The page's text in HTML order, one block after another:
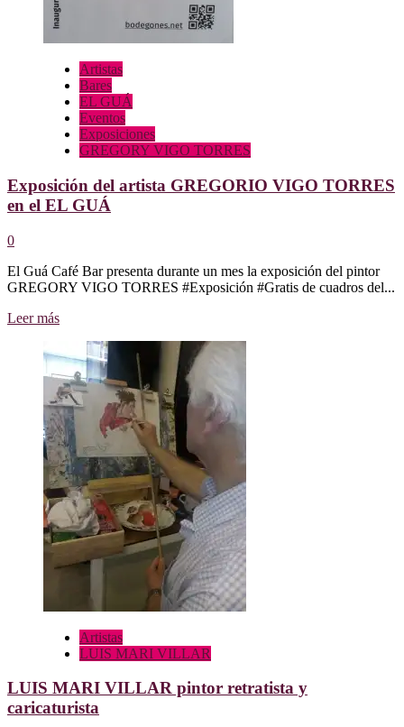
Artistas
Bares
EL GUÁ
Eventos
Exposiciones
GREGORY VIGO TORRES
Exposición del artista GREGORIO VIGO TORRES
en el EL GUÁ
0
El Guá Café Bar presenta durante un mes la exposición del pintor
GREGORY VIGO TORRES #Exposición #Gratis de cuadros del...
Leer másLeer
sobre
Exposición
del
artista
GREGORIO
VIGO
TORRES
en
el
EL
GUÁ
Artistas
LUIS MARI VILLAR
LUIS MARI VILLAR pintor retratista y
caricaturista